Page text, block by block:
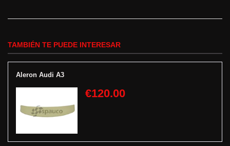
TAMBIÉN TE PUEDE INTERESAR
Aleron Audi A3
€120.00